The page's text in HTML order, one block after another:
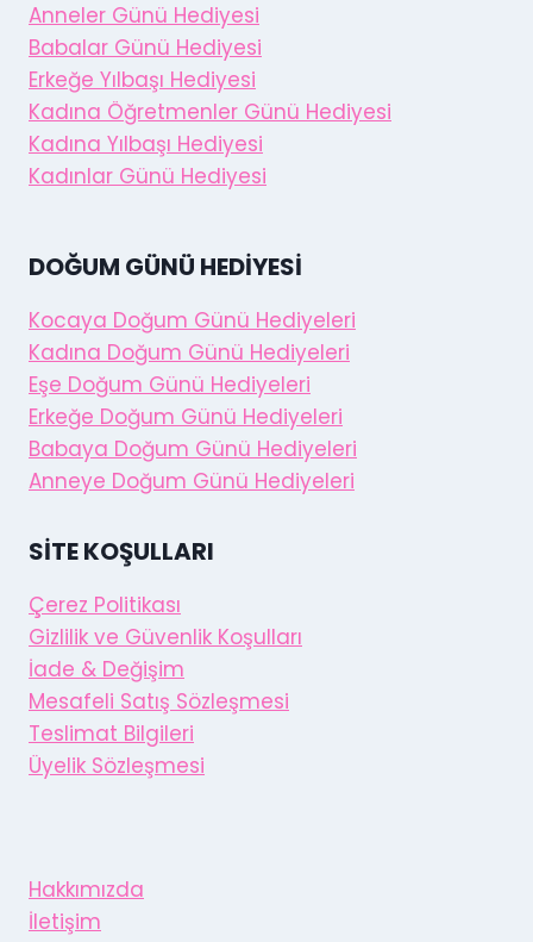
Anneler Günü Hediyesi
Babalar Günü Hediyesi
Erkeğe Yılbaşı Hediyesi
Kadına Öğretmenler Günü Hediyesi
Kadına Yılbaşı Hediyesi
Kadınlar Günü Hediyesi
DOĞUM GÜNÜ HEDIYESI
Kocaya Doğum Günü Hediyeleri
Kadına Doğum Günü Hediyeleri
Eşe Doğum Günü Hediyeleri
Erkeğe Doğum Günü Hediyeleri
Babaya Doğum Günü Hediyeleri
Anneye Doğum Günü Hediyeleri
SITE KOŞULLARI
Çerez Politikası
Gizlilik ve Güvenlik Koşulları
İade & Değişim
Mesafeli Satış Sözleşmesi
Teslimat Bilgileri
Üyelik Sözleşmesi
Hakkımızda
İletişim